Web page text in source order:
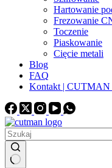
Hartowanie
Frezowanie
Toczenie
Piaskowanie
Cięcie metali
Blog
FAQ
Kontakt | CUTMAN